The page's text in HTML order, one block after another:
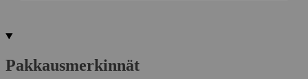
Pakkausmerkinnät